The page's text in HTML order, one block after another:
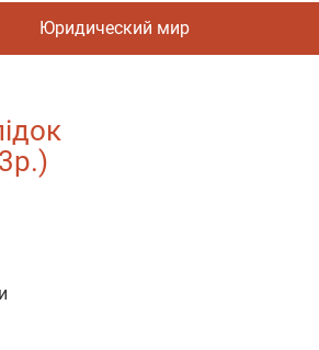
Юридический мир